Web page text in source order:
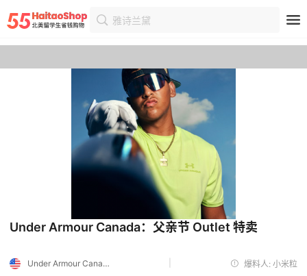
雅诗兰黛
首页 优惠 优惠详情
Under Armour Canada：父亲节 Outlet 特卖
Under Armour Canada
爆料人: 小米粒